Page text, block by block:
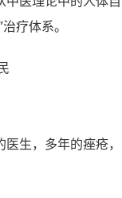
疗体系。
生，多年的痤疮，